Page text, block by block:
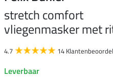
stretch comfort
vliegenmasker met
4.7 14
Leverbaar